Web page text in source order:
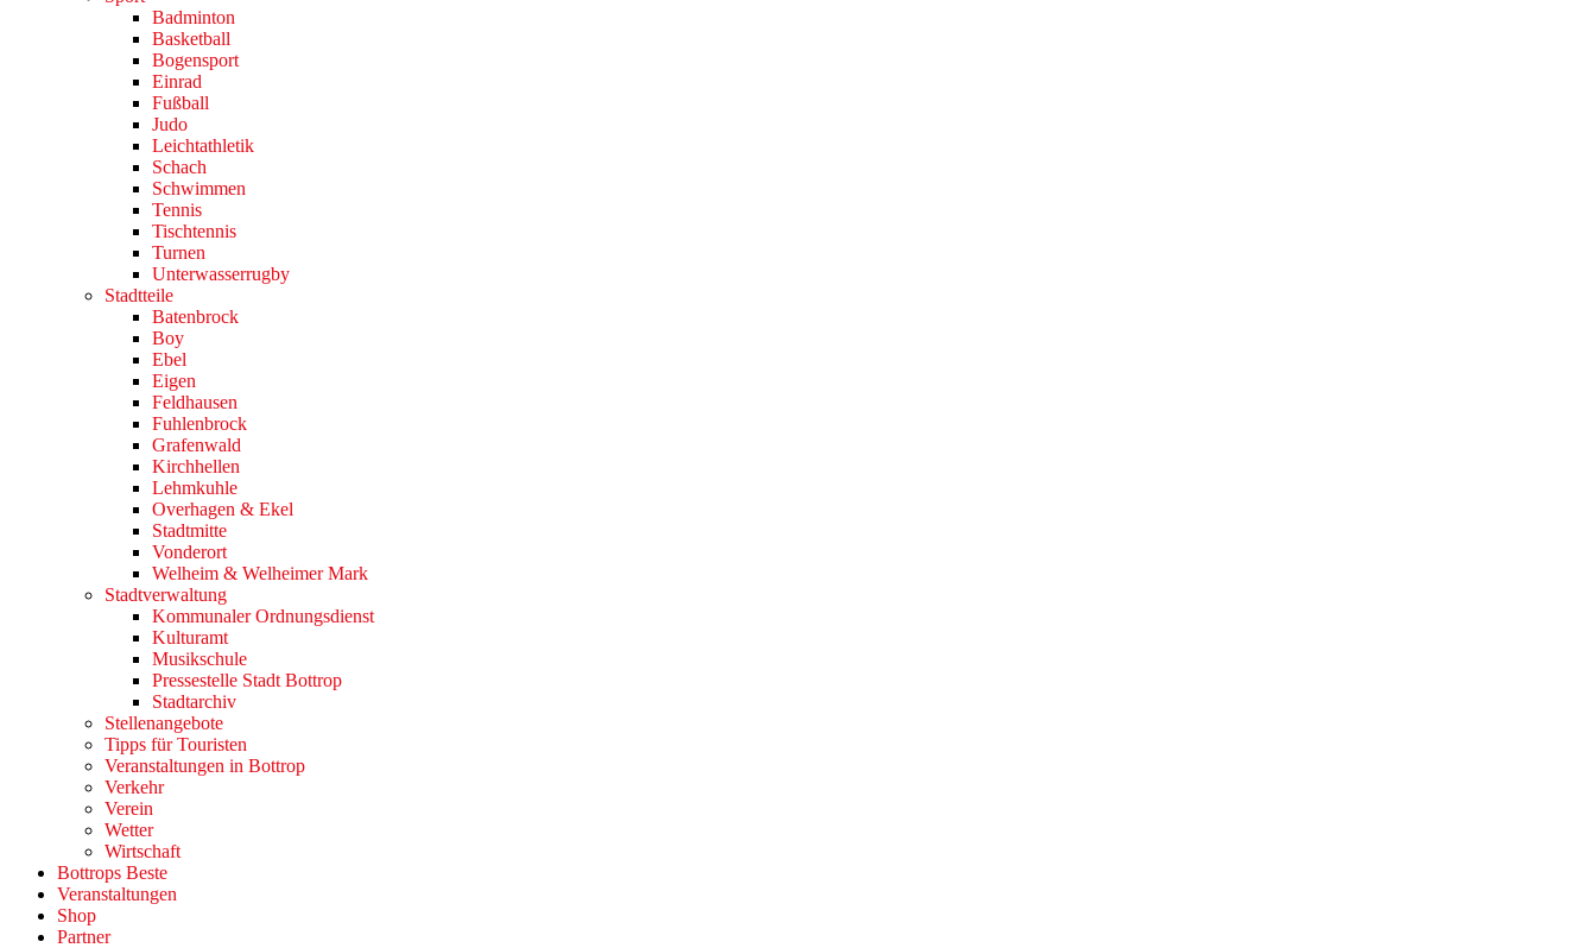
Badminton
Basketball
Bogensport
Einrad
Fußball
Judo
Leichtathletik
Schach
Schwimmen
Tennis
Tischtennis
Turnen
Unterwasserrugby
Stadtteile
Batenbrock
Boy
Ebel
Eigen
Feldhausen
Fuhlenbrock
Grafenwald
Kirchhellen
Lehmkuhle
Overhagen & Ekel
Stadtmitte
Vonderort
Welheim & Welheimer Mark
Stadtverwaltung
Kommunaler Ordnungsdienst
Kulturamt
Musikschule
Pressestelle Stadt Bottrop
Stadtarchiv
Stellenangebote
Tipps für Touristen
Veranstaltungen in Bottrop
Verkehr
Verein
Wetter
Wirtschaft
Bottrops Beste
Veranstaltungen
Shop
Partner